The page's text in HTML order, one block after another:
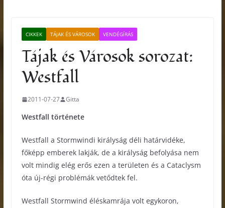
CIKKEK TÁJAK ÉS VÁROSOK VENDÉGÍRÁS
Tájak és Városok sorozat:
Westfall
2011-07-27 Gitta
Westfall története
Westfall a Stormwindi királyság déli határvidéke,
főképp emberek lakják, de a királyság befolyása nem
volt mindig elég erős ezen a területen és a Cataclysm
óta új-régi problémák vetődtek fel.
Westfall Stormwind éléskamrája volt egykoron,